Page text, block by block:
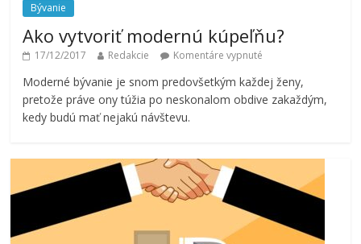
Bývanie
Ako vytvoriť modernú kúpeľňu?
17/12/2017 Redakcie Komentáre vypnuté
Moderné bývanie je snom predovšetkým každej ženy,
pretože práve ony túžia po neskonalom obdive zakaždým,
kedy budú mať nejakú návštevu.